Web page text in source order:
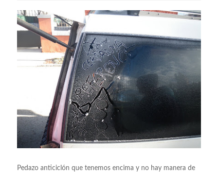
Pedazo anticiclón que tenemos encima y no hay manera de